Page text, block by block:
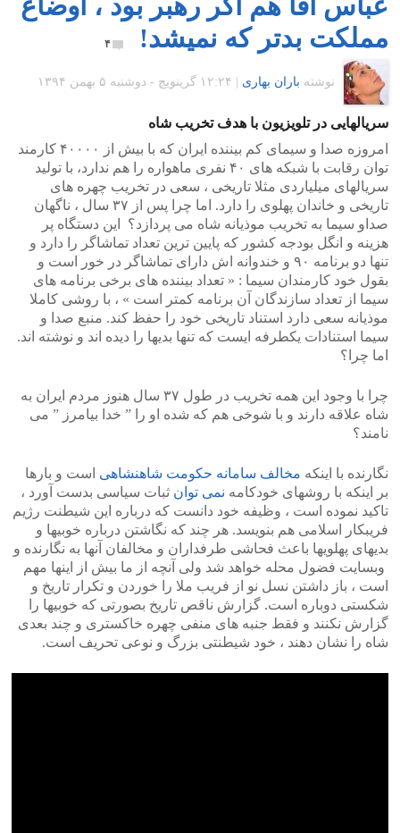
مملکت بدتر که نمیشد!
۴
نوشته باران بهاری ۱۲:۲۴ گرينويچ - دوشنبه ۵ بهمن ۱۳۹۴
سریالهایی در تلویزیون با هدف تخریب شاه
امروزه صدا و سیمای کم بیننده ایران که با بیش از ۴۰۰۰۰ کارمند
توان رقابت با شبکه های ۴۰ نفری ماهواره را هم ندارد، با تولید
سریالهای میلیاردی مثلا تاریخی ، سعی در تخریب چهره های
تاریخی و خاندان پهلوی را دارد. اما چرا پس از ۳۷ سال ، ناگهان
صداو سیما به تخریب موذیانه شاه می پردازد؟ این دستگاه پر
هزینه و انگل بودجه کشور که پایین ترین تعداد تماشاگر را دارد و
تنها دو برنامه ۹۰ و خندوانه اش دارای تماشاگر در خور است و
بقول خود کارمندان سیما : « تعداد بیننده های برخی برنامه های
سیما از تعداد سازندگان آن برنامه کمتر است » ، با روشی کاملا
موذیانه سعی دارد استناد تاریخی خود را حفظ کند. منبع صدا و
سیما استنادات یکطرفه ایست که تنها بدیها را دیده اند و نوشته اند.
اما چرا؟
چرا با وجود این همه تخریب در طول ۳۷ سال هنوز مردم ایران به
شاه علاقه دارند و با شوخی هم که شده او را ” خدا بیامرز ” می
نامند؟
نگارنده با اینکه مخالف سامانه حکومت شاهنشاهی است و بارها
بر اینکه با روشهای خودکامه نمی توان ثبات سیاسی بدست آورد ،
تاکید نموده است ، وظیفه خود دانست که درباره این شیطنت رژیم
فریبکار اسلامی هم بنویسد. هر چند که نگاشتن درباره خوبیها و
بدیهای پهلویها باعث فحاشی طرفداران و مخالفان آنها به نگارنده و
وبسایت فضول محله خواهد شد ولی آنچه از ما بیش از اینها مهم
است ، باز داشتن نسل نو از فریب ملا را خوردن و تکرار تاریخ و
شکستی دوباره است. گزارش ناقص تاریخ بصورتی که خوبیها را
گزارش نکنند و فقط جنبه های منفی چهره خاکستری و چند بعدی
شاه را نشان دهند ، خود شیطنتی بزرگ و نوعی تحریف است.